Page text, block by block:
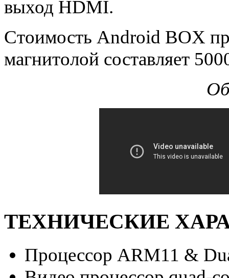
выход HDMI.
Стоимость Android BOX
магнитолой составляет
ТЕХНИЧЕСКИЕ
Процессор ARM11 &